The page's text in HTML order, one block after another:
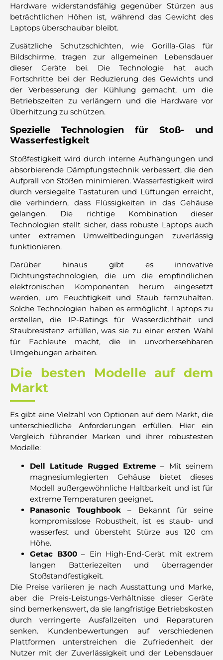
Hardware widerstandsfähig gegenüber Stürzen aus
beträchtlichen Höhen ist, während das Gewicht des
Laptops überschaubar bleibt.
Zusätzliche Schutzschichten, wie Gorilla-Glas für
Bildschirme, tragen zur allgemeinen Lebensdauer
dieser Geräte bei. Die Technologie hat auch
Fortschritte bei der Reduzierung des Gewichts und
der Verbesserung der Kühlung gemacht, um die
Betriebszeiten zu verlängern und die Hardware vor
Überhitzung zu schützen.
Spezielle Technologien für Stoß- und
Wasserfestigkeit
Stoßfestigkeit wird durch interne Aufhängungen und
absorbierende Dämpfungstechnik verbessert, die den
Aufprall von Stößen minimieren. Wasserfestigkeit wird
durch versiegelte Tastaturen und Lüftungen erreicht,
die verhindern, dass Flüssigkeiten in das Gehäuse
gelangen. Die richtige Kombination dieser
Technologien stellt sicher, dass robuste Laptops auch
unter extremen Umweltbedingungen zuverlässig
funktionieren.
Darüber hinaus gibt es innovative
Dichtungstechnologien, die um die empfindlichen
elektronischen Komponenten herum eingesetzt
werden, um Feuchtigkeit und Staub fernzuhalten.
Solche Technologien haben es ermöglicht, Laptops zu
erstellen, die IP-Ratings für Wasserdichtheit und
Staubresistenz erfüllen, was sie zu einer ersten Wahl
für Fachleute macht, die in unvorhersehbaren
Umgebungen arbeiten.
Die besten Modelle auf dem
Markt
Es gibt eine Vielzahl von Optionen auf dem Markt, die
unterschiedliche Anforderungen erfüllen. Hier ein
Vergleich führender Marken und ihrer robustesten
Modelle:
Dell Latitude Rugged Extreme – Mit seinem
magnesiumlegierten Gehäuse bietet dieses
Modell außergewöhnliche Haltbarkeit und ist für
extreme Temperaturen geeignet.
Panasonic Toughbook – Bekannt für seine
kompromisslose Robustheit, ist es staub- und
wasserfest und übersteht Stürze aus 120 cm
Höhe.
Getac B300– Ein High-End-Gerät mit extrem
langen Batteriezeiten und überragender
Stoßstandfestigkeit.
Die Preise variieren je nach Ausstattung und Marke,
aber die Preis-Leistungs-Verhältnisse dieser Geräte
sind bemerkenswert, da sie langfristige Betriebskosten
durch verringerte Ausfallzeiten und Reparaturen
senken. Kundenbewertungen auf verschiedenen
Plattformen unterstreichen die Zufriedenheit der
Nutzer mit der Zuverlässigkeit und der Lebensdauer